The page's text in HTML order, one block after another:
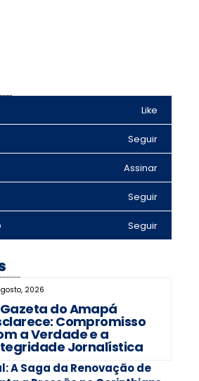
Like
Seguir
Assinar
Seguir
Seguir
2026
do Amapá
Compromisso
a Verdade e a
Jornalística
A Saga da Renovação de